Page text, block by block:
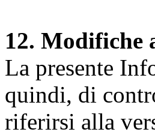
12. Modifiche
La presente
quindi, di
riferirsi alla